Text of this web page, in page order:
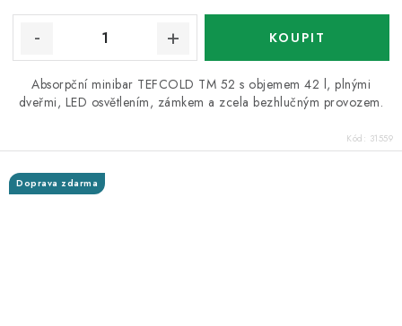
Absorpční minibar TEFCOLD TM 52 s objemem 42 l, plnými
dveřmi, LED osvětlením, zámkem a zcela bezhlučným provozem.
Kód: 31559
Doprava zdarma